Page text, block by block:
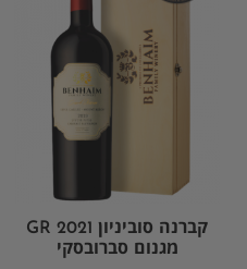
קברנה סוביניון GR 2021
מגנום סברובסקי